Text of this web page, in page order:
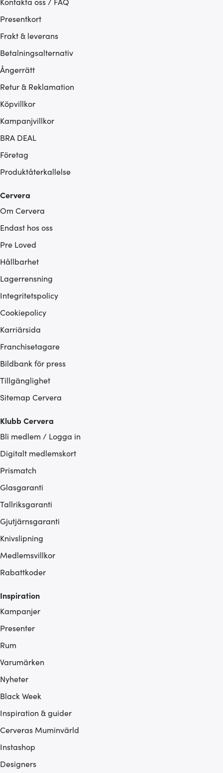
Presentkort
Frakt & leverans
Betalningsalternativ
Ångerrätt
Retur & Reklamation
Köpvillkor
Kampanjvillkor
BRA DEAL
Företag
Produktåterkallelse
Cervera
Om Cervera
Endast hos oss
Pre Loved
Hållbarhet
Lagerrensning
Integritetspolicy
Cookiepolicy
Karriärsida
Franchisetagare
Bildbank för press
Tillgänglighet
Sitemap Cervera
Klubb Cervera
Bli medlem / Logga in
Digitalt medlemskort
Prismatch
Glasgaranti
Tallriksgaranti
Gjutjärnsgaranti
Knivslipning
Medlemsvillkor
Rabattkoder
Inspiration
Kampanjer
Presenter
Rum
Varumärken
Nyheter
Black Week
Inspiration & guider
Cerveras Muminvärld
Instashop
Designers